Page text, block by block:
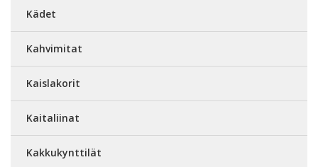
Kädet
Kahvimitat
Kaislakorit
Kaitaliinat
Kakkukynttilät